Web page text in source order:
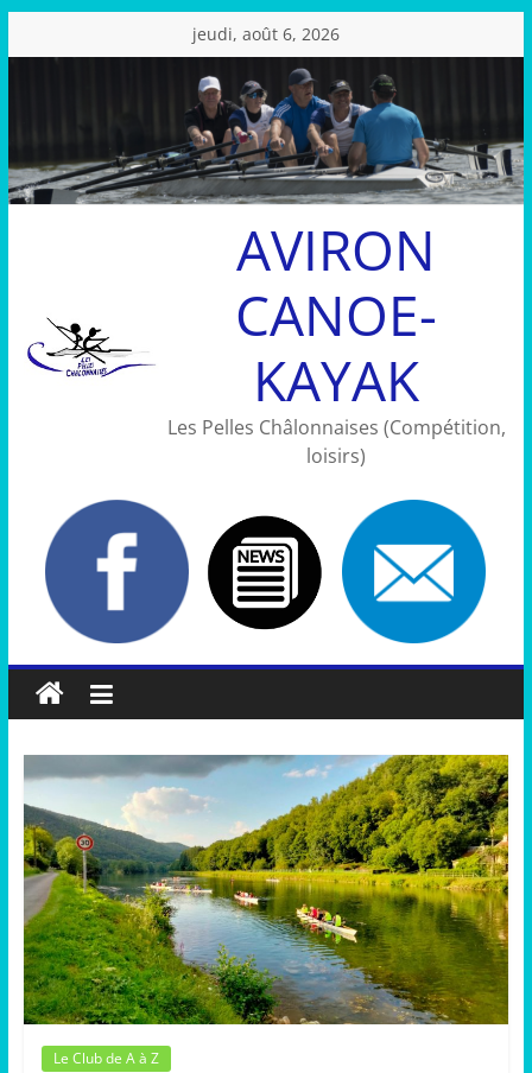
au
jeudi, août 6, 2026
AVIRON
CANOE-
KAYAK
Les Pelles Châlonnaises (Compétition,
loisirs)
Le Club de A à Z